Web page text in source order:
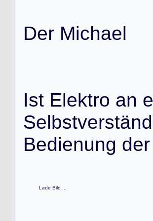
Der Michael
Ist Elektro an e
Selbstverständ
Bedienung der
Lade Bild ...